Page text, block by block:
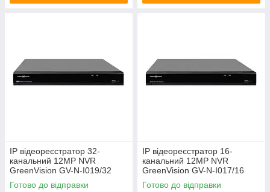
IP відеореєстратор 32-
канальний 12MP NVR
GreenVision GV-N-I019/32
12MP (V2)
Готово до відправки
IP відеореєстратор 16-
канальний 12MP NVR
GreenVision GV-N-I017/16
12MP 12MP (V2)
Готово до відправки